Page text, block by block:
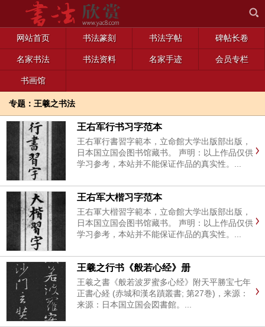
网站首页 书法篆刻 书法字帖 碑帖长卷
名家书法 书法资料 名家手迹 会员专栏
书画馆
专题：王羲之书法
王右军行书习字范本
王右軍行書習字範本，立命館大学出版部出版，
日本国立国会图书馆藏书。 声明：以上作品仅供
学习参考，本站并不能保证作品的真实性。...
王右军大楷习字范本
王右軍大楷習字範本，立命館大学出版部出版，
日本国立国会图书馆藏书。 声明：以上作品仅供
学习参考，本站并不能保证作品的真实性。...
王羲之行书《般若心经》册
王羲之書《般若波罗蜜多心经》附天平勝宝七年
正書心経 (赤城和漢名蹟叢書; 第27巻)，来源：
来源：日本国立国会図書館。...